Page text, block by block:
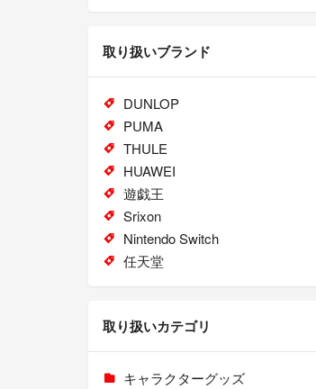
取り扱いブランド
DUNLOP
PUMA
THULE
HUAWEI
遊戯王
Srixon
Nintendo Switch
任天堂
取り扱いカテゴリ
キャラクターグッズ